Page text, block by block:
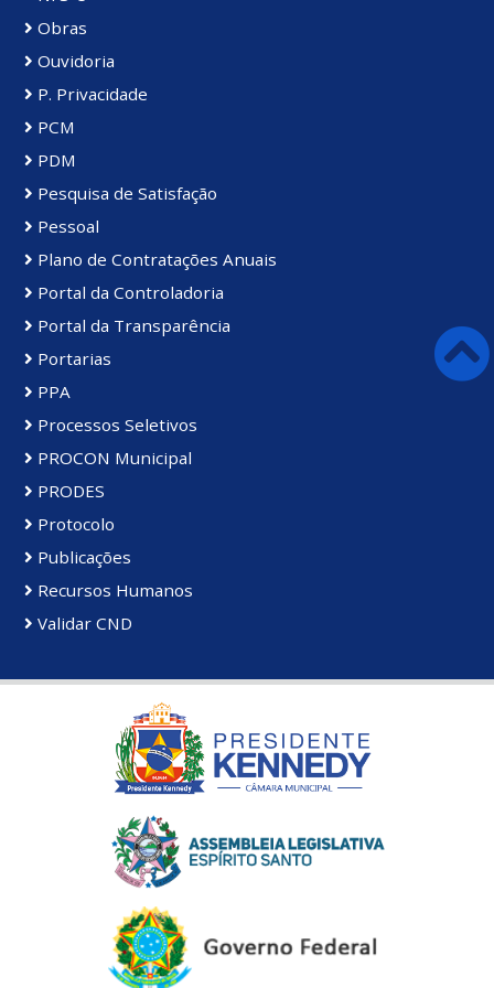
Obras
Ouvidoria
P. Privacidade
PCM
PDM
Pesquisa de Satisfação
Pessoal
Plano de Contratações Anuais
Portal da Controladoria
Portal da Transparência
Portarias
PPA
Processos Seletivos
PROCON Municipal
PRODES
Protocolo
Publicações
Recursos Humanos
Validar CND